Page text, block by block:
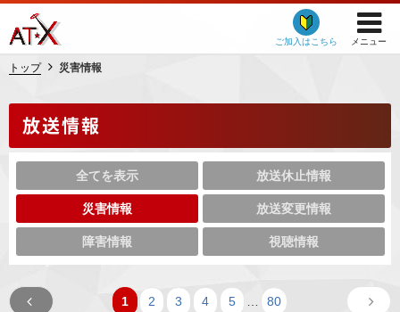
ご加入はこちら メニュー
トップ 災害情報
放送情報
全てを表示 放送休止情報
災害情報 放送変更情報
障害情報 視聴情報
1 2 3 4 5 80